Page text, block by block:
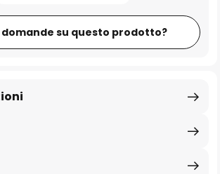
domande su questo prodotto?